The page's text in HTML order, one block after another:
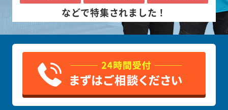
などで特集されました！